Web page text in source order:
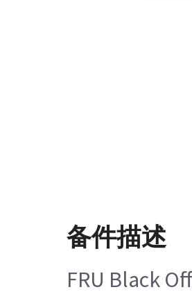
备件描述
FRU Black